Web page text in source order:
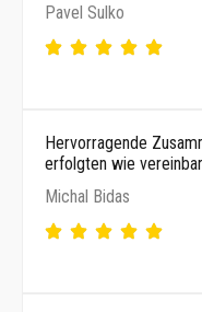
Pavel Sulko
Hervorragende
erfolgten wie
Michal Bidas